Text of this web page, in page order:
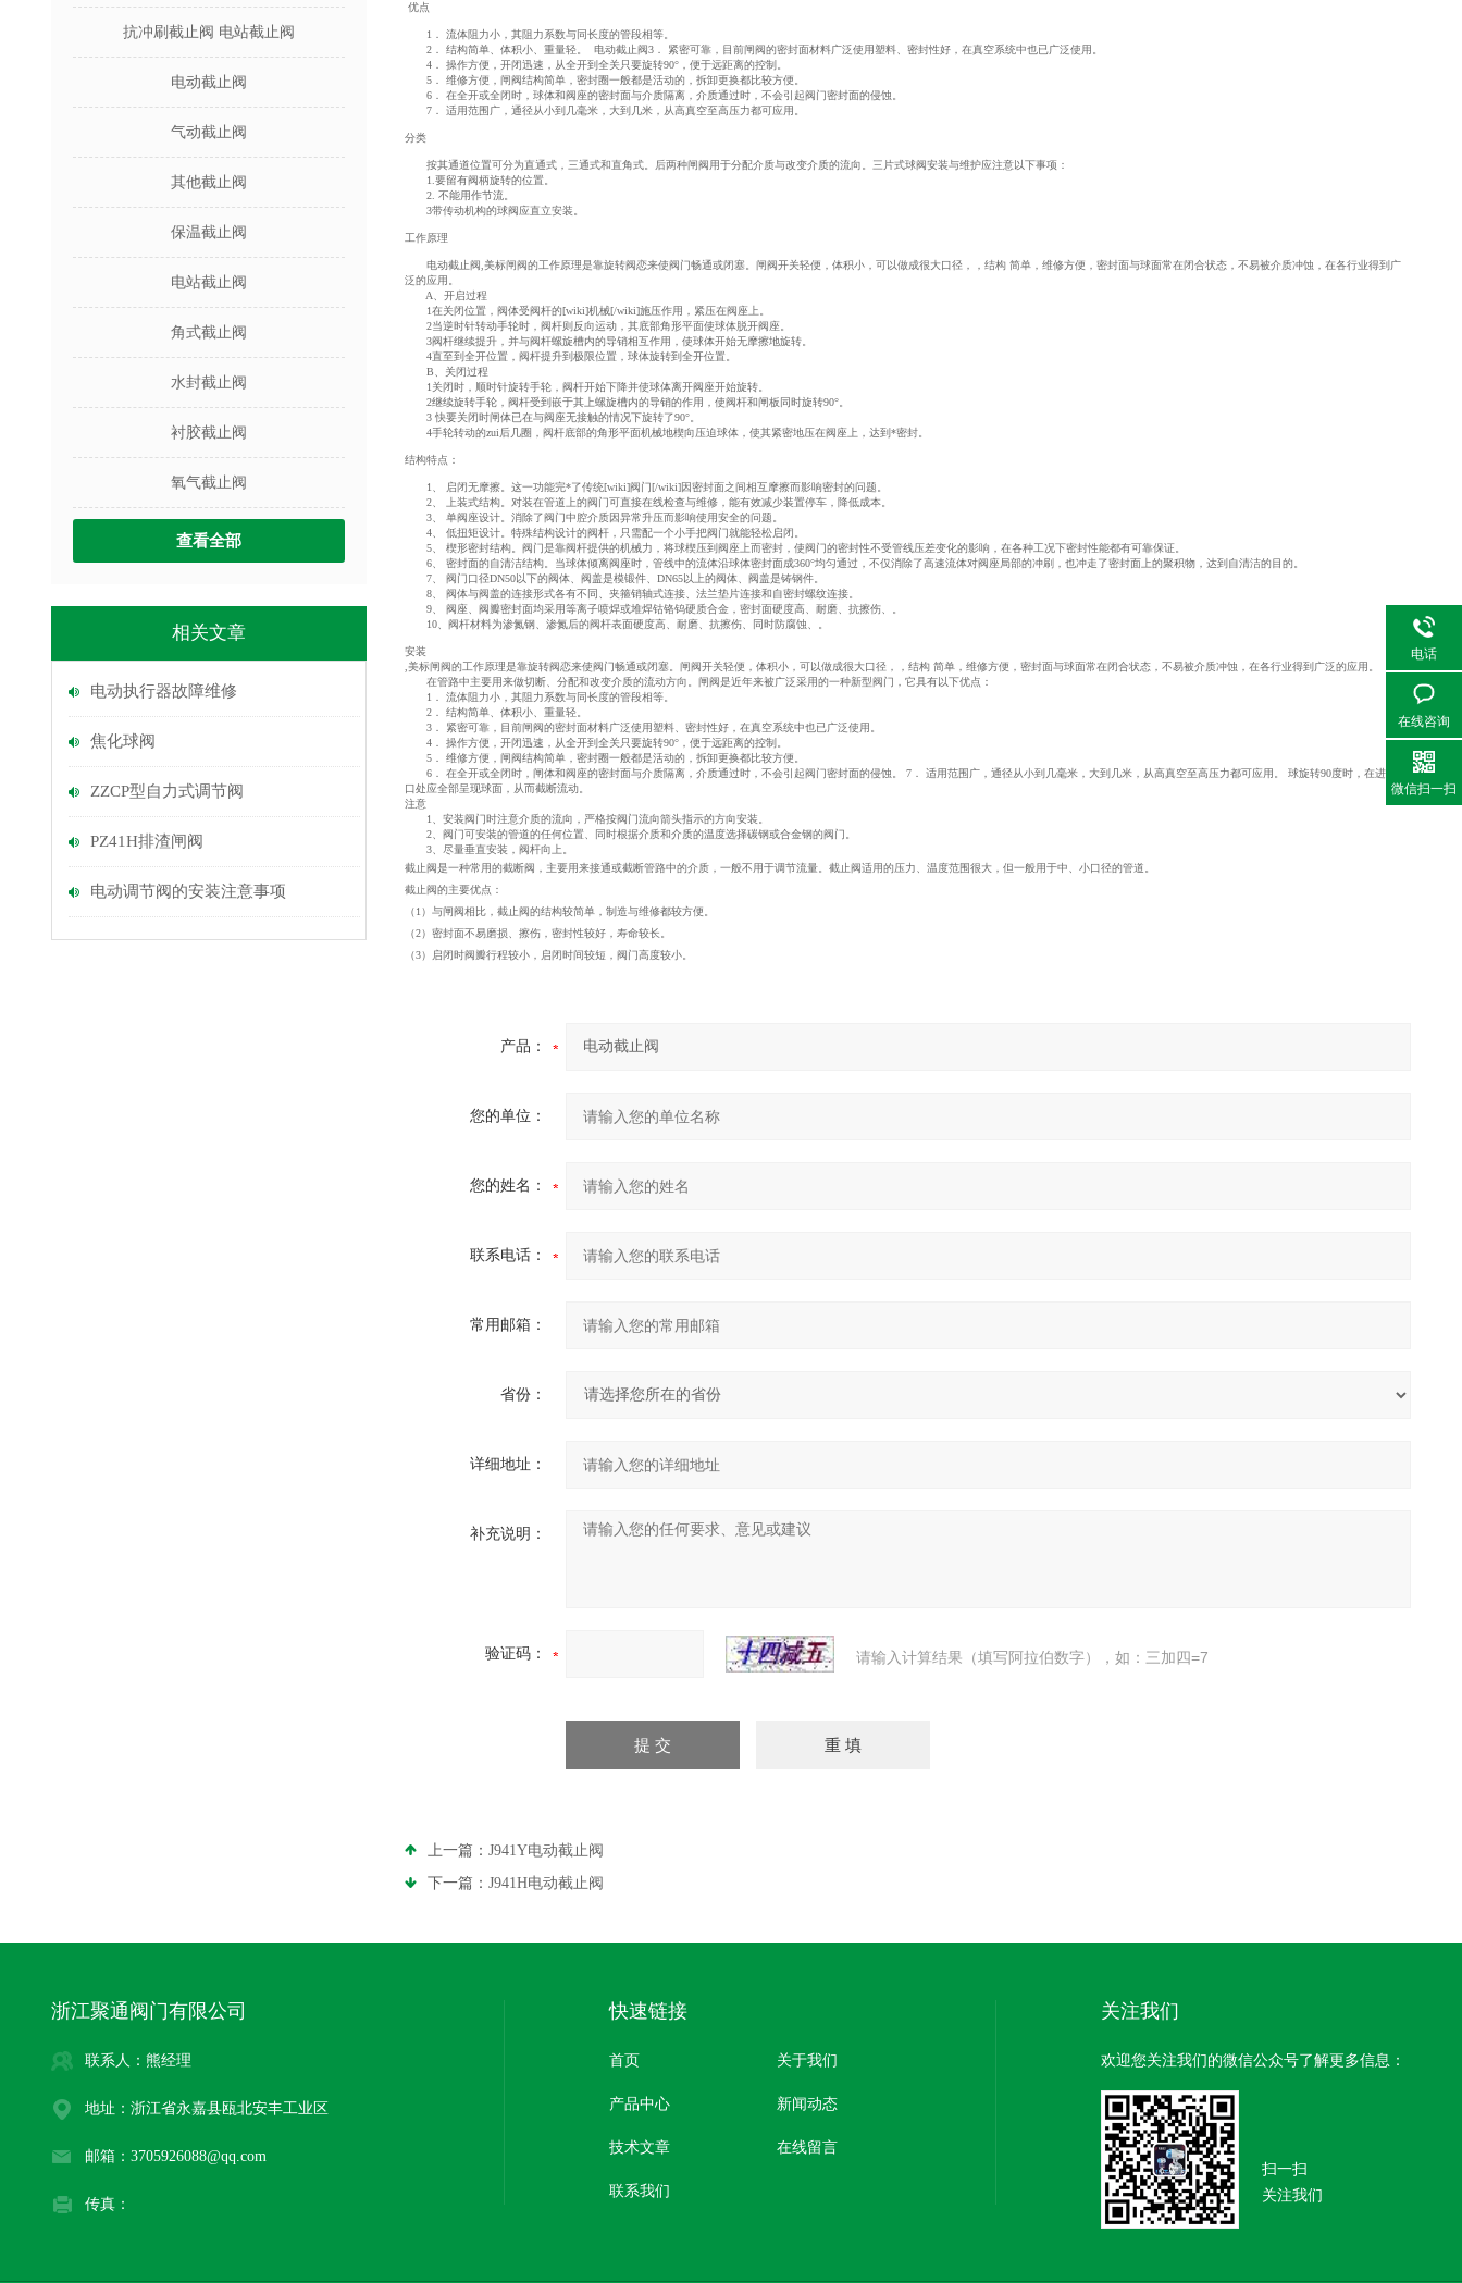
抗冲刷截止阀 电站截止阀
电动截止阀
气动截止阀
其他截止阀
保温截止阀
电站截止阀
角式截止阀
水封截止阀
衬胶截止阀
氧气截止阀
查看全部
相关文章
电动执行器故障维修
焦化球阀
ZZCP型自力式调节阀
PZ41H排渣闸阀
电动调节阀的安装注意事项
优点
1． 流体阻力小，其阻力系数与同长度的管段相等。
2． 结构简单、体积小、重量轻。 电动截止阀3． 紧密可靠，目前闸阀的密封面材料广泛使用塑料、密封性好，在真空系统中也已广泛使用。
4． 操作方便，开闭迅速，从全开到全关只要旋转90°，便于远距离的控制。
5． 维修方便，闸阀结构简单，密封圈一般都是活动的，拆卸更换都比较方便。
6． 在全开或全闭时，球体和阀座的密封面与介质隔离，介质通过时，不会引起阀门密封面的侵蚀。
7． 适用范围广，通径从小到几毫米，大到几米，从高真空至高压力都可应用。
分类
按其通道位置可分为直通式，三通式和直角式。后两种闸阀用于分配介质与改变介质的流向。三片式球阀安装与维护应注意以下事项：
1.要留有阀柄旋转的位置。
2. 不能用作节流。
3带传动机构的球阀应直立安装。
工作原理
电动截止阀,美标闸阀的工作原理是靠旋转阀恋来使阀门畅通或闭塞。闸阀开关轻便，体积小，可以做成很大口径，，结构 简单，维修方便，密封面与球面常在闭合状态，不易被介质冲蚀，在各行业得到广
泛的应用。
A、开启过程
1在关闭位置，阀体受阀杆的[wiki]机械[/wiki]施压作用，紧压在阀座上。
2当逆时针转动手轮时，阀杆则反向运动，其底部角形平面使球体脱开阀座。
3阀杆继续提升，并与阀杆螺旋槽内的导销相互作用，使球体开始无摩擦地旋转。
4直至到全开位置，阀杆提升到极限位置，球体旋转到全开位置。
B、关闭过程
1关闭时，顺时针旋转手轮，阀杆开始下降并使球体离开阀座开始旋转。
2继续旋转手轮，阀杆受到嵌于其上螺旋槽内的导销的作用，使阀杆和闸板同时旋转90°。
3 快要关闭时闸体已在与阀座无接触的情况下旋转了90°。
4手轮转动的zui后几圈，阀杆底部的角形平面机械地楔向压迫球体，使其紧密地压在阀座上，达到*密封。
结构特点：
1、 启闭无摩擦。这一功能完*了传统[wiki]阀门[/wiki]因密封面之间相互摩擦而影响密封的问题。
2、 上装式结构。对装在管道上的阀门可直接在线检查与维修，能有效减少装置停车，降低成本。
3、 单阀座设计。消除了阀门中腔介质因异常升压而影响使用安全的问题。
4、 低扭矩设计。特殊结构设计的阀杆，只需配一个小手把阀门就能轻松启闭。
5、 楔形密封结构。阀门是靠阀杆提供的机械力，将球楔压到阀座上而密封，使阀门的密封性不受管线压差变化的影响，在各种工况下密封性能都有可靠保证。
6、 密封面的自清洁结构。当球体倾离阀座时，管线中的流体沿球体密封面成360°均匀通过，不仅消除了高速流体对阀座局部的冲刷，也冲走了密封面上的聚积物，达到自清洁的目的。
7、 阀门口径DN50以下的阀体、阀盖是模锻件、DN65以上的阀体、阀盖是铸钢件。
8、 阀体与阀盖的连接形式各有不同、夹箍销轴式连接、法兰垫片连接和自密封螺纹连接。
9、 阀座、阀瓣密封面均采用等离子喷焊或堆焊钴铬钨硬质合金，密封面硬度高、耐磨、抗擦伤、。
10、阀杆材料为渗氮钢、渗氮后的阀杆表面硬度高、耐磨、抗擦伤、同时防腐蚀、。
安装
,美标闸阀的工作原理是靠旋转阀恋来使阀门畅通或闭塞。闸阀开关轻便，体积小，可以做成很大口径，，结构 简单，维修方便，密封面与球面常在闭合状态，不易被介质冲蚀，在各行业得到广泛的应用。
在管路中主要用来做切断、分配和改变介质的流动方向。闸阀是近年来被广泛采用的一种新型阀门，它具有以下优点：
1． 流体阻力小，其阻力系数与同长度的管段相等。
2． 结构简单、体积小、重量轻。
3． 紧密可靠，目前闸阀的密封面材料广泛使用塑料、密封性好，在真空系统中也已广泛使用。
4． 操作方便，开闭迅速，从全开到全关只要旋转90°，便于远距离的控制。
5． 维修方便，闸阀结构简单，密封圈一般都是活动的，拆卸更换都比较方便。
6． 在全开或全闭时，闸体和阀座的密封面与介质隔离，介质通过时，不会引起阀门密封面的侵蚀。 7． 适用范围广，通径从小到几毫米，大到几米，从高真空至高压力都可应用。 球旋转90度时，在进、出
口处应全部呈现球面，从而截断流动。
注意
1、安装阀门时注意介质的流向，严格按阀门流向箭头指示的方向安装。
2、阀门可安装的管道的任何位置、同时根据介质和介质的温度选择碳钢或合金钢的阀门。
3、尽量垂直安装，阀杆向上。
截止阀是一种常用的截断阀，主要用来接通或截断管路中的介质，一般不用于调节流量。截止阀适用的压力、温度范围很大，但一般用于中、小口径的管道。
截止阀的主要优点：
（1）与闸阀相比，截止阀的结构较简单，制造与维修都较方便。
（2）密封面不易磨损、擦伤，密封性较好，寿命较长。
（3）启闭时阀瓣行程较小，启闭时间较短，阀门高度较小。
产品：
您的单位：
您的姓名：
联系电话：
常用邮箱：
省份：
详细地址：
补充说明：
验证码： 请输入计算结果（填写阿拉伯数字），如：三加四=7
上一篇： J941Y电动截止阀
下一篇： J941H电动截止阀
浙江聚通阀门有限公司
联系人：熊经理
地址：浙江省永嘉县瓯北安丰工业区
邮箱：3705926088@qq.com
传真：
快速链接
首页 关于我们
产品中心 新闻动态
技术文章 在线留言
联系我们
关注我们
欢迎您关注我们的微信公众号了解更多信息：
扫一扫
关注我们
电话
在线咨询
微信扫一扫